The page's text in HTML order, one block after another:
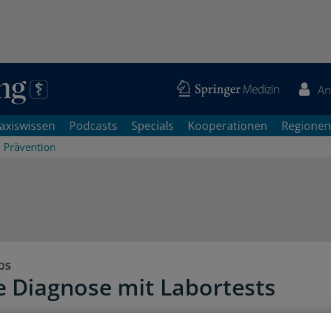
Podcasts Specials Kooperationen Regionen
Prävention
Diagnose mit Labortests